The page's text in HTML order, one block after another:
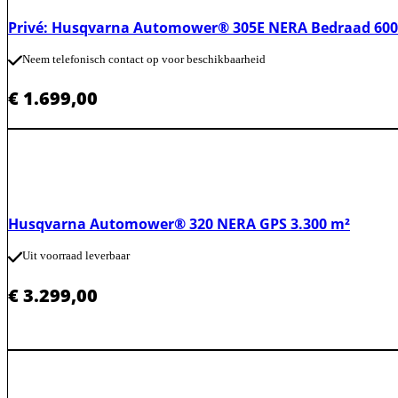
Privé: Husqvarna Automower® 305E NERA Bedraad
Neem telefonisch contact op voor beschikbaarheid
€ 1.699,00
Husqvarna Automower® 320 NERA GPS 3.300 m²
Uit voorraad leverbaar
€3.299,00